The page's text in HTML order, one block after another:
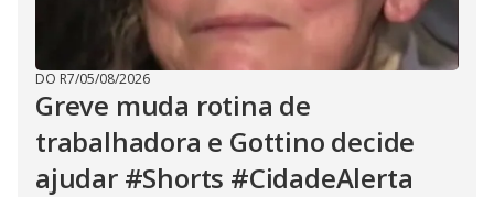
DO R7/05/08/2026
Greve muda rotina de
trabalhadora e Gottino decide
ajudar #Shorts #CidadeAlerta